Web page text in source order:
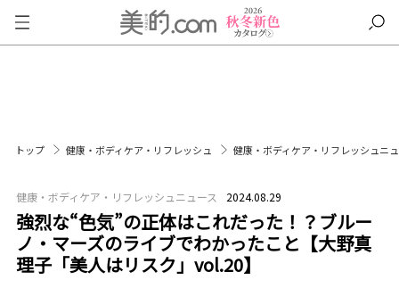
トップ 健康・ボディケア・リフレッシュ 健康・ボディケア・リフレッシュニ
健康・ボディケア・リフレッシュニュース 2024.08.29
強烈な“色気”の正体はこれだった！？ブルー
ノ・マーズのライブでわかったこと【大野真
理子「美人はリスク」vol.20】